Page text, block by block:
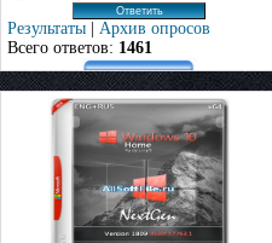
Результаты | Архив опросов
Всего ответов: 1461